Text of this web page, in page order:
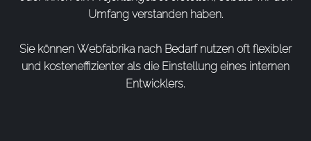
Umfang verstanden haben.
Sie können Webfabrika nach Bedarf nutzen oft flexibler
und kosteneffizienter als die Einstellung eines internen
Entwicklers.